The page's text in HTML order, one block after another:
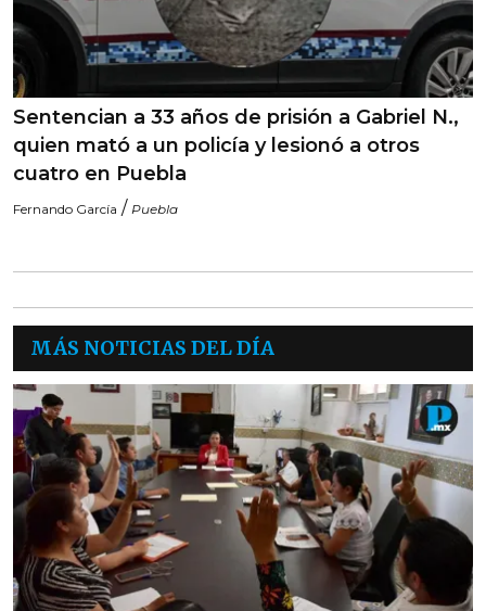
Sentencian a 33 años de prisión a Gabriel N.,
quien mató a un policía y lesionó a otros
cuatro en Puebla
Fernando García / Puebla
MÁS NOTICIAS DEL DÍA